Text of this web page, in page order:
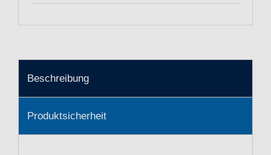
Beschreibung
Produktsicherheit